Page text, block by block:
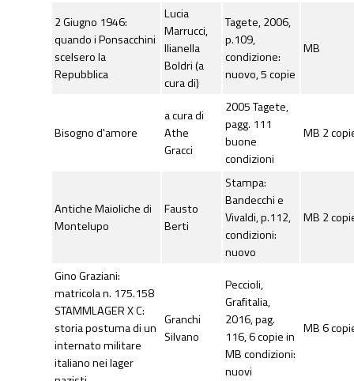
2 Giugno 1946:
quando i Ponsacchini
scelsero la
Repubblica
Lucia
Marrucci,
Ilianella
Boldri (a
cura di)
Tagete, 2006,
p.109,
condizione:
nuovo, 5 copie
MB
Bisogno d'amore
a cura di
Athe
Gracci
2005 Tagete,
pagg. 111
buone
condizioni
MB 2
Antiche Maioliche di
Montelupo
Fausto
Berti
Stampa:
Bandecchi e
Vivaldi, p.112,
condizioni:
nuovo
MB 2
Gino Graziani:
matricola n. 175.158
STAMMLAGER X C:
storia postuma di un
internato militare
italiano nei lager
Granchi
Silvano
Peccioli,
Grafitalia,
2016, pag.
116, 6 copie in
MB condizioni:
nuovi
MB 6